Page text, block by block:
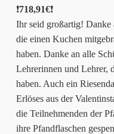
❗️718,91€❗️
Ihr seid großartig! Danke
die einen Kuchen
haben. Danke an alle
Lehrerinnen und Lehrer,
haben. Auch ein
Erlöses aus der
die Teilnehmenden der
ihre Pfandflaschen